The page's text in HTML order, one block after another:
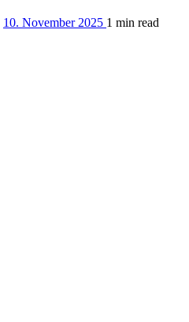
10. November 2025 1 min read